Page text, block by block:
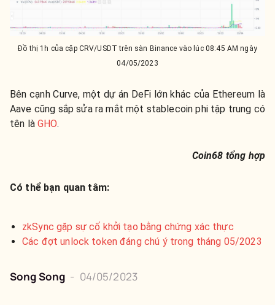
Đồ thị 1h của cặp CRV/USDT trên sàn Binance vào lúc 08:45 AM ngày
04/05/2023
Bên cạnh Curve, một dự án DeFi lớn khác của Ethereum là
Aave cũng sắp sửa ra mắt một stablecoin phi tập trung có
tên làGHO.
Coin68 tổng hợp
Có thể bạn quan tâm:
zkSync gặp sự cố khởi tạo bằng chứng xác thực
Các đợt unlock token đáng chú ý trong tháng 05/2023
Song Song - 04/05/2023